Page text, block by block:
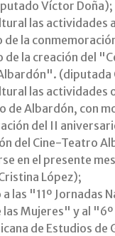
Víctor Doña);
las actividades
de la
de la creación del
(diputada
las actividades
de Albardón, con
del II
del Cine-Teatro
en el presente
López);
las "11º Jornadas
las Mujeres" y al
de Estudios de